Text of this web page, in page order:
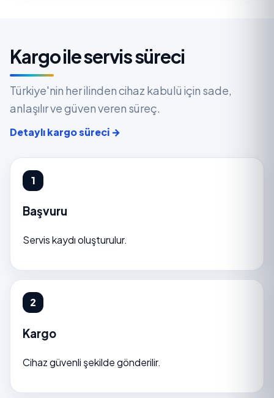
Kargo ile servis süreci
Türkiye'nin her ilinden cihaz kabulü için sade,
anlaşılır ve güven veren süreç.
Detaylı kargo süreci →
Başvuru
Servis kaydı oluşturulur.
Kargo
Cihaz güvenli şekilde gönderilir.